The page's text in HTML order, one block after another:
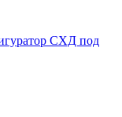
СХД под